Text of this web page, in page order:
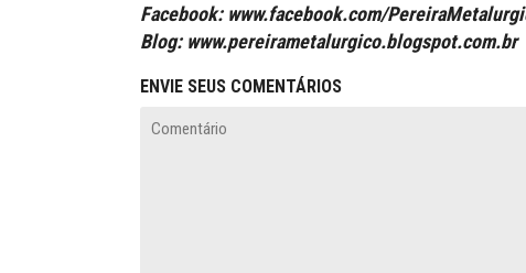
Facebook: www.facebook.com/
Blog: www.pereirametalurgico.blogspot.com.br
ENVIE SEUS COMENTÁRIOS